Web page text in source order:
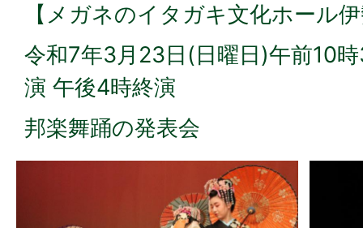
【メガネのイタガキ文化ホール
令和7年3月23日(日曜日)午前10
演 午後4時終演
邦楽舞踊の発表会